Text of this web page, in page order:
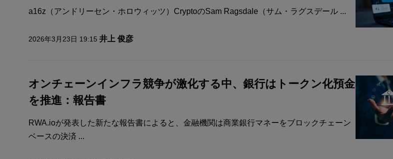
a16z（アンドリーセン・ホロウィッツ）CryptoのSam Ragsdale（サム・ラグスデール ...
2026年3月23日 19:15 井上 俊彦
オンチェーンインフラ競争が激化する中、銀行はトークン化預金
を推進：報告書
RWA.ioが発表した新たな報告書によると、金融機関は商業銀行マネーをブロックチェーン
ベースの決済 ...